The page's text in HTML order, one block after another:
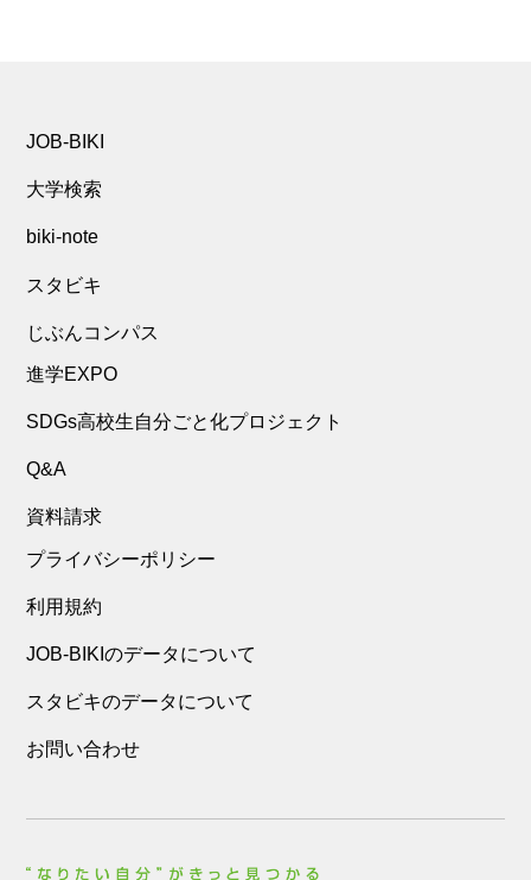
JOB-BIKI
大学検索
biki-note
スタビキ
じぶんコンパス
進学EXPO
SDGs高校生自分ごと化プロジェクト
Q&A
資料請求
プライバシーポリシー
利用規約
JOB-BIKIのデータについて
スタビキのデータについて
お問い合わせ